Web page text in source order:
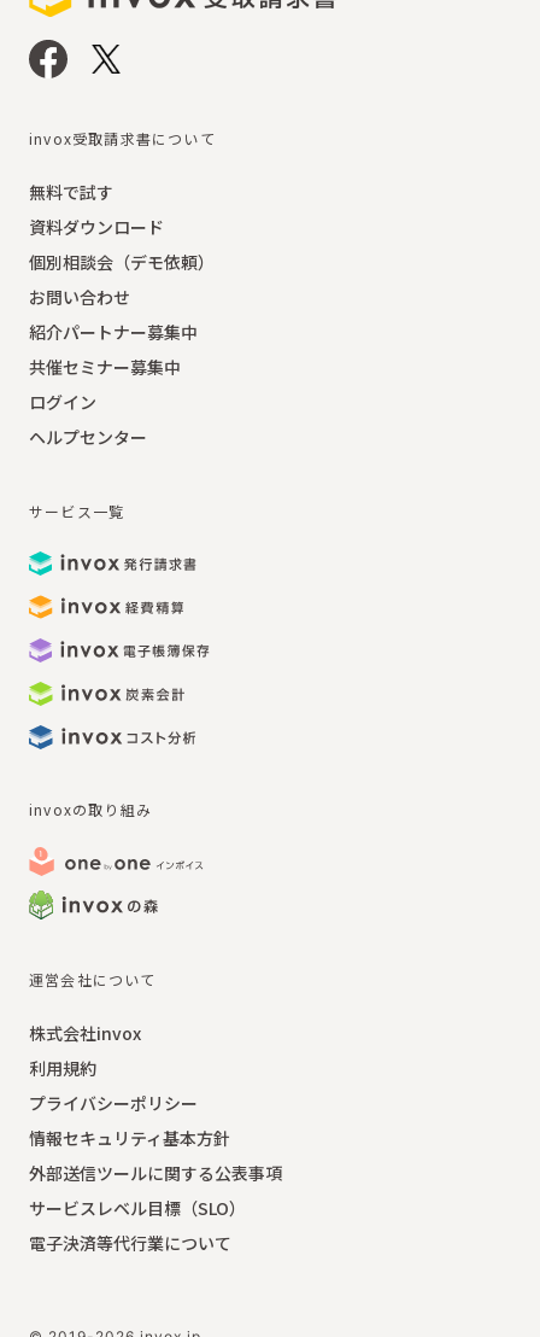
invox受取請求書について
無料で試す
資料ダウンロード
個別相談会（デモ依頼）
お問い合わせ
紹介パートナー募集中
共催セミナー募集中
ログイン
ヘルプセンター
サービス一覧
invoxの取り組み
運営会社について
株式会社invox
利用規約
プライバシーポリシー
情報セキュリティ基本方針
外部送信ツールに関する公表事項
サービスレベル目標（SLO）
電子決済等代行業について